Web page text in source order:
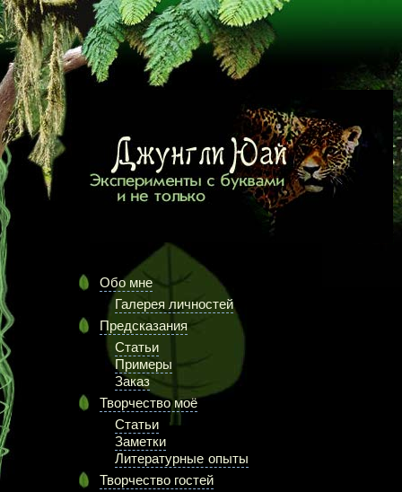
Обо мне
Галерея личностей
Предсказания
Статьи
Примеры
Заказ
Творчество моё
Статьи
Заметки
Литературные опыты
Творчество гостей